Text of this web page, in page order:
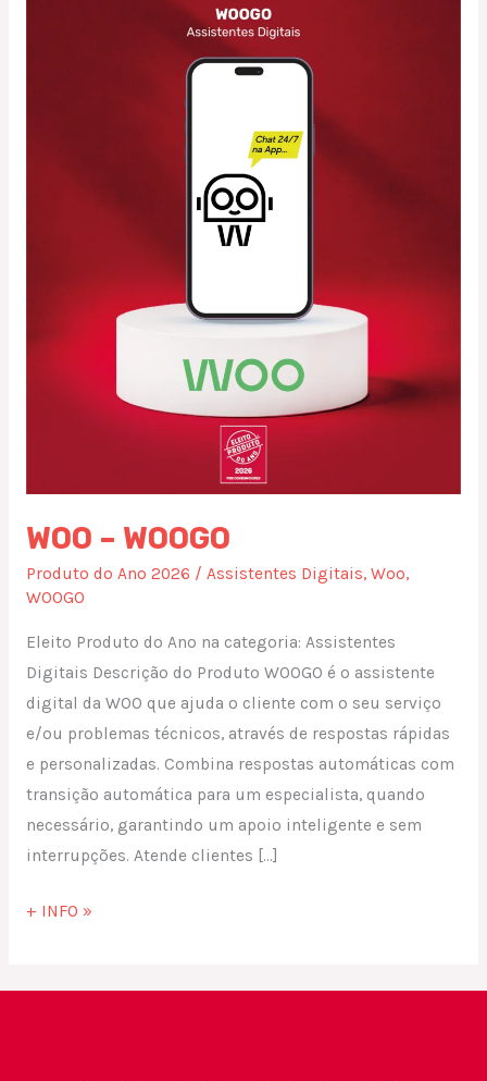
WOO – WOOGO
Produto do Ano 2026 / Assistentes Digitais, Woo,
WOOGO
Eleito Produto do Ano na categoria: Assistentes
Digitais Descrição do Produto WOOGO é o assistente
digital da WOO que ajuda o cliente com o seu serviço
e/ou problemas técnicos, através de respostas rápidas
e personalizadas. Combina respostas automáticas com
transição automática para um especialista, quando
necessário, garantindo um apoio inteligente e sem
interrupções. Atende clientes […]
+ INFO »